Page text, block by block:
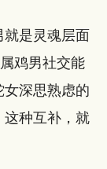
是灵魂层面
鸡男社交能
深思熟虑的
这种互补，就